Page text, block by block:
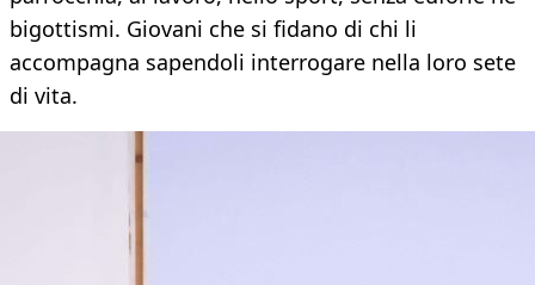
bigottismi. Giovani che si fidano di chi li
accompagna sapendoli interrogare nella loro sete
di vita.